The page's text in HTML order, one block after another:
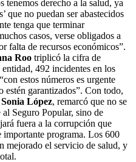
tenemos derecho a la salud, ya
que no puedan ser abastecidos
tenga que terminar
casos, verse obligados a
falta de recursos económicos”.
Roo triplicó la cifra de
492 incidentes en los
estos números es urgente
estén garantizados”. Con todo,
Sonia López, remarcó que no se
Seguro Popular, sino de
fuera a la corrupción que
importante programa. Los 600
mejorado el servicio de salud, y